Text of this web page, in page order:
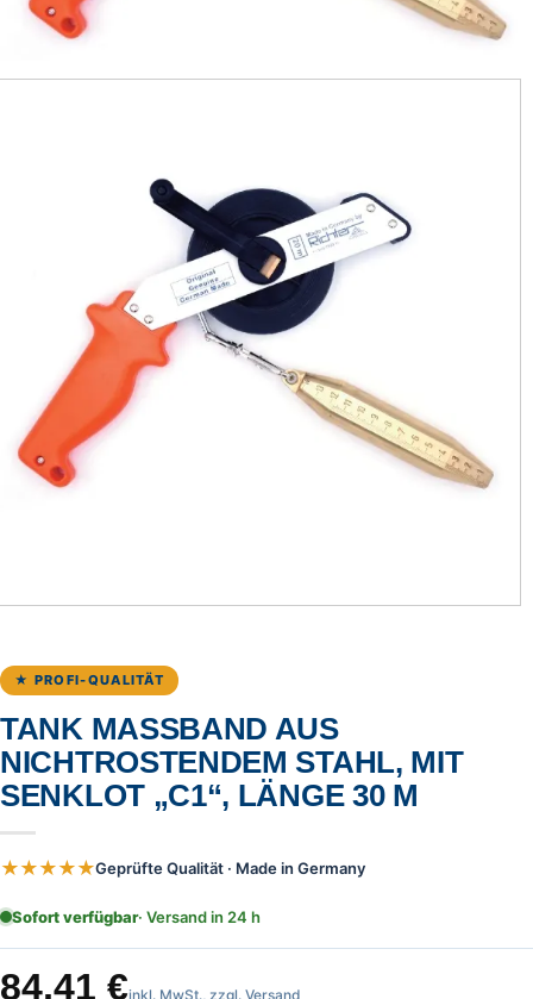
★ PROFI-QUALITÄT
TANK MASSBAND AUS N
ICHTROSTENDEM STAHL, MIT S
ENKLOT „C1“, LÄNGE 30 M
★★★★★Geprüfte Qualität · Made in Germany
Sofort verfügbar· Versand in 24 h
84,41 €inkl. MwSt., zzgl. Versand